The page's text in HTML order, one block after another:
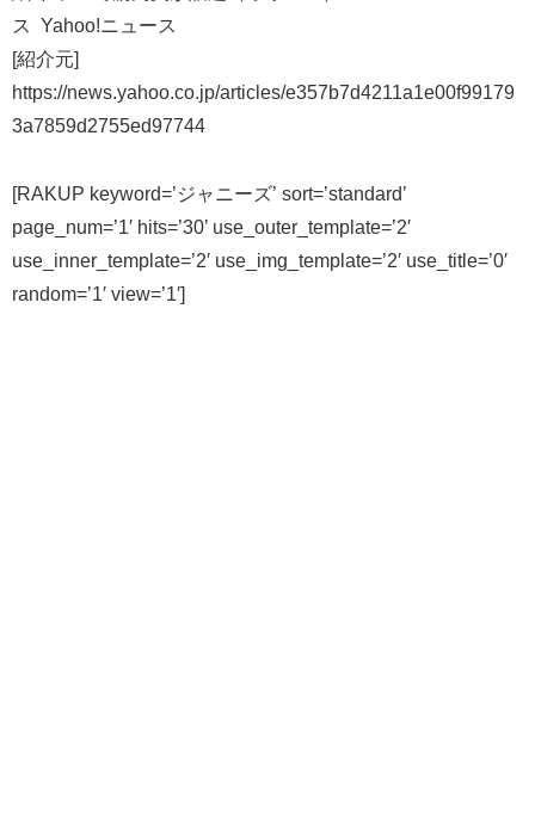
ス Yahoo!ニュース
[紹介元]
https://news.yahoo.co.jp/articles/e357b7d4211a1e00f99179
3a7859d2755ed97744
[RAKUP keyword=’ジャニーズ’ sort=’standard’
page_num=’1′ hits=’30’ use_outer_template=’2′
use_inner_template=’2′ use_img_template=’2′ use_title=’0′
random=’1′ view=’1′]